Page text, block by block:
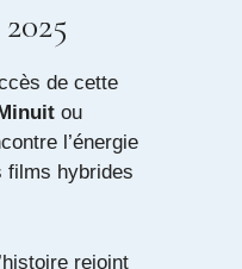
de cette
ou
l’énergie
films hybrides
rejoint